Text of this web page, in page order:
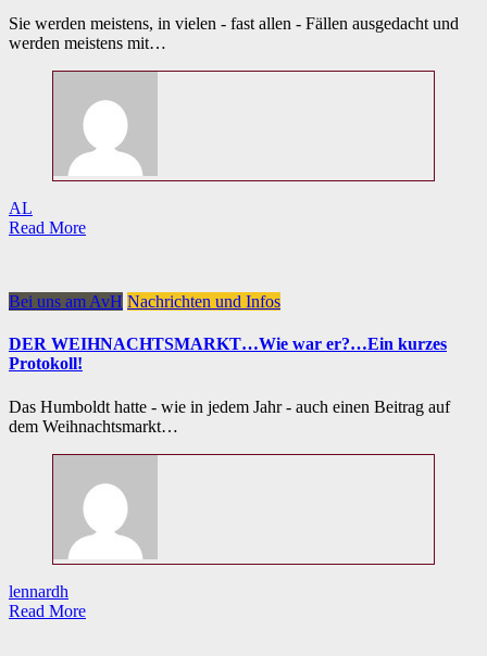
Sie werden meistens, in vielen - fast allen - Fällen ausgedacht und
werden meistens mit…
AL
Read More
Bei uns am AvH Nachrichten und Infos
DER WEIHNACHTSMARKT…Wie war er?…Ein kurzes
Protokoll!
Das Humboldt hatte - wie in jedem Jahr - auch einen Beitrag auf
dem Weihnachtsmarkt…
lennardh
Read More